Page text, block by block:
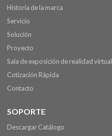
Historia de la marca
Servicio
Solución
Proyecto
Sala de exposición de realidad virtual
Cotización Rápida
Contacto
SOPORTE
Descargar Catálogo